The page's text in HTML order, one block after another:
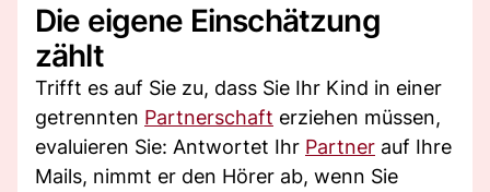
Die eigene Einschätzung
zählt
Trifft es auf Sie zu, dass Sie Ihr Kind in einer
getrennten Partnerschaft erziehen müssen,
evaluieren Sie: Antwortet Ihr Partner auf Ihre
Mails, nimmt er den Hörer ab, wenn Sie